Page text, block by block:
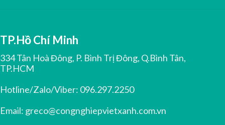
TP.Hồ Chí Minh
334 Tân Hoà Đông, P. Bình Trị Đông, Q.Bình Tân,
TP.HCM
Hotline/Zalo/Viber: 096.297.2250
Email: greco@congnghiepvietxanh.com.vn